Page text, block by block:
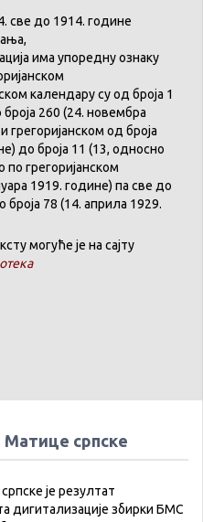
све до 1914. године
,
има упореднуознаку
календару су од броја 1
260 (24. новембра
грегоријанском од броја
до броја 11 (13, односно
по грегоријанском
1919. године) па све до
броја 78 (14. априла 1929.
могуће је на сајту
српске
је резултат
дигитализације збирки БМС